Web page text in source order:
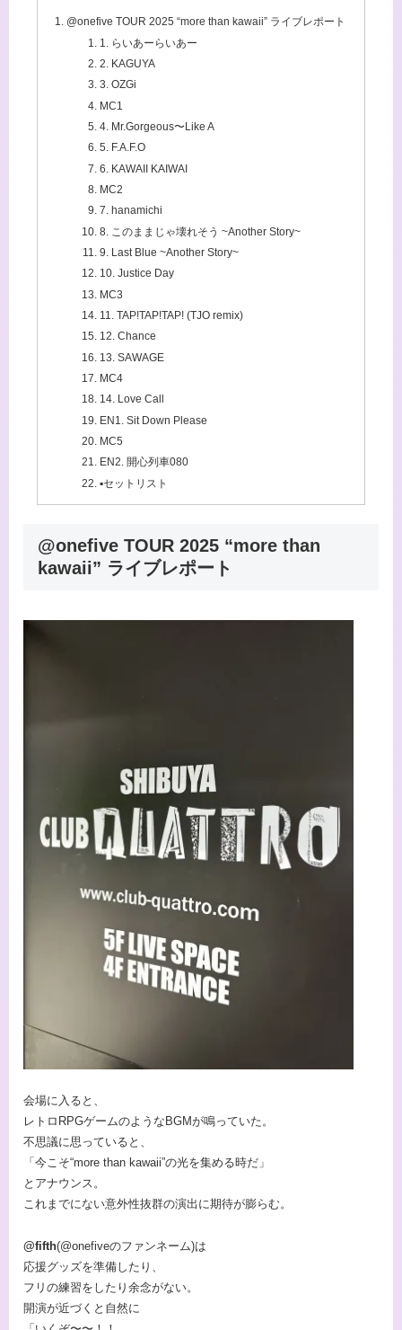
@onefive TOUR 2025 “more than kawaii” ライブレポート
1. らいあーらいあー
2. KAGUYA
3. OZGi
MC1
4. Mr.Gorgeous〜Like A
5. F.A.F.O
6. KAWAII KAIWAI
MC2
7. hanamichi
8. このままじゃ壊れそう ~Another Story~
9. Last Blue ~Another Story~
10. Justice Day
MC3
11. TAP!TAP!TAP! (TJO remix)
12. Chance
13. SAWAGE
MC4
14. Love Call
EN1. Sit Down Please
MC5
EN2. 開心列車080
▪️セットリスト
@onefive TOUR 2025 “more than
kawaii” ライブレポート
会場に入ると、
レトロRPGゲームのようなBGMが鳴っていた。
不思議に思っていると、
「今こそ“more than kawaii”の光を集める時だ」
とアナウンス。
これまでにない意外性抜群の演出に期待が膨らむ。
@fifth(@onefiveのファンネーム)は
応援グッズを準備したり、
フリの練習をしたり余念がない。
開演が近づくと自然に